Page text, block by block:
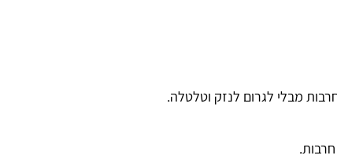
מבלי לגרום לנזק וטלטלה.